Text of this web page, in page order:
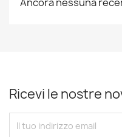
Ricevi le nostre